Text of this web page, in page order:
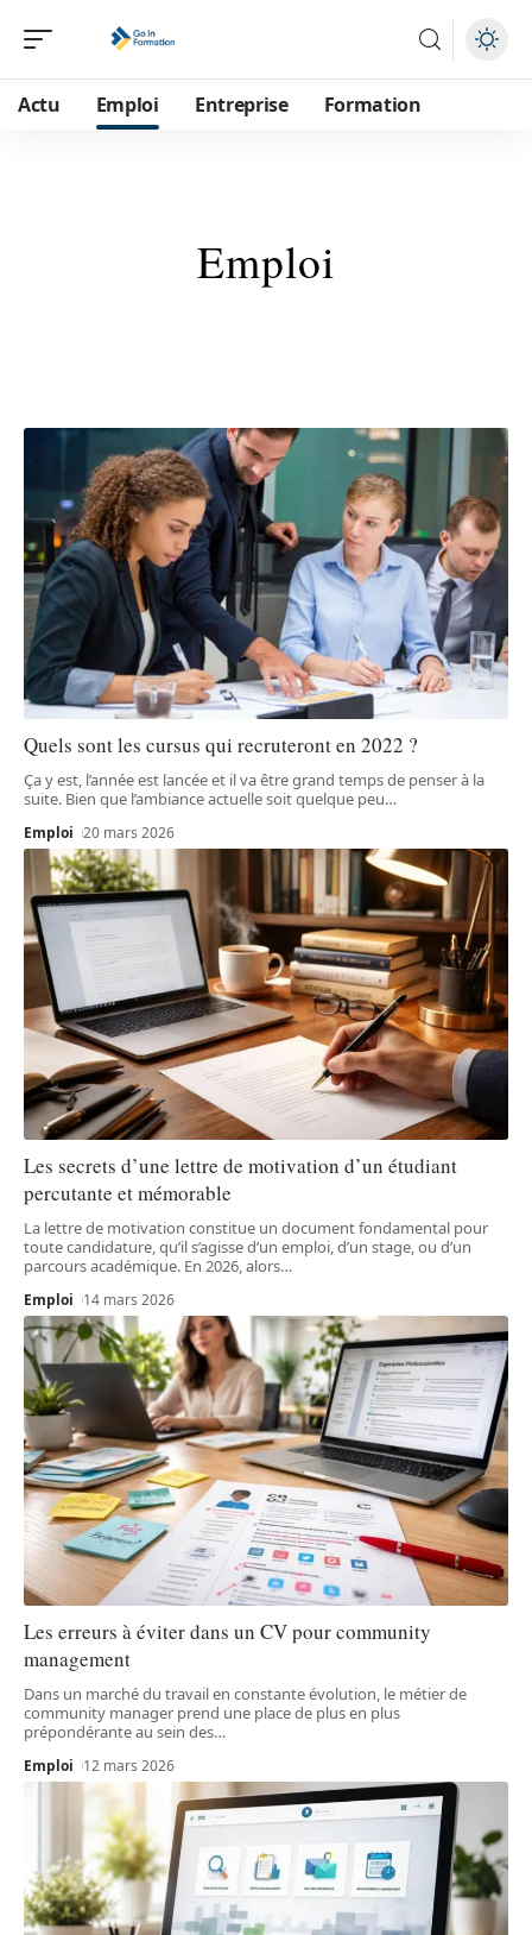
Actu Emploi Entreprise Formation
Emploi
Quels sont les cursus qui recruteront en 2022 ?
Ça y est, l’année est lancée et il va être grand temps de penser à la
suite. Bien que l’ambiance actuelle soit quelque peu…
Emploi 20 mars 2026
Les secrets d’une lettre de motivation d’un étudiant
percutante et mémorable
La lettre de motivation constitue un document fondamental pour
toute candidature, qu’il s’agisse d’un emploi, d’un stage, ou d’un
parcours académique. En 2026, alors…
Emploi 14 mars 2026
Les erreurs à éviter dans un CV pour community
management
Dans un marché du travail en constante évolution, le métier de
community manager prend une place de plus en plus
prépondérante au sein des…
Emploi 12 mars 2026